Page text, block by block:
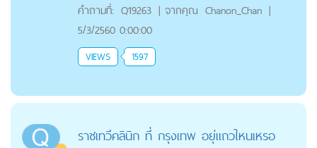
คำถามที่: Q19263 | จากคุณ Chanon_Chan |
5/3/2560 0:00:00
VIEWS 1597
ราชเทวีคลินิก ที่ กรุงเทพ อยุ่แถวใหนเหรอ